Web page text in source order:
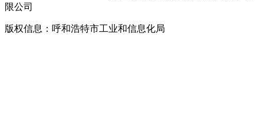
限公司
版权信息：呼和浩特市工业和信息化局